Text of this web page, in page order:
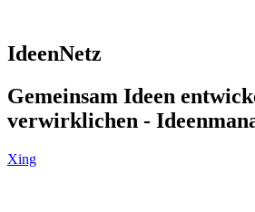
IdeenNetz
Gemeinsam Ideen
verwirklichen -
Xing